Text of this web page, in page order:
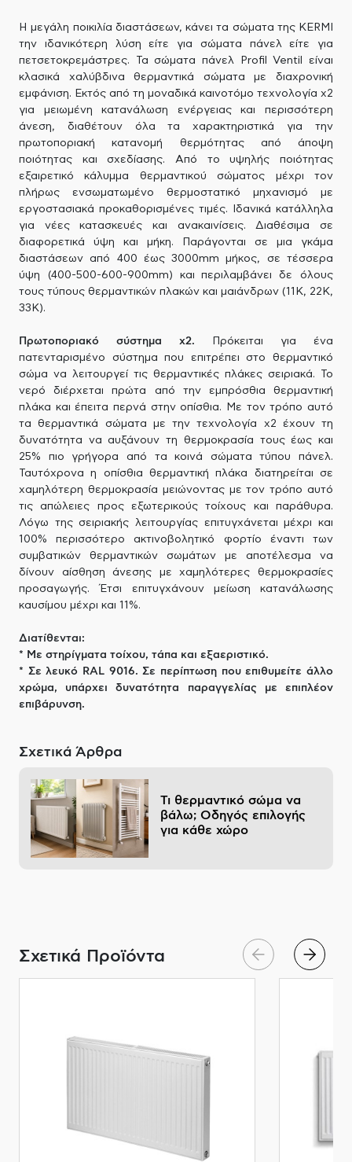
Η μεγάλη ποικιλία διαστάσεων, κάνει τα σώματα της KERMI
την ιδανικότερη λύση είτε για σώματα πάνελ είτε για
πετσετοκρεμάστρες. Τα σώματα πάνελ Profil Ventil είναι
κλασικά χαλύβδινα θερμαντικά σώματα με διαχρονική
εμφάνιση. Εκτός από τη μοναδικά καινοτόμο τεχνολογία x2
για μειωμένη κατανάλωση ενέργειας και περισσότερη
άνεση, διαθέτουν όλα τα χαρακτηριστικά για την
πρωτοποριακή κατανομή θερμότητας από άποψη
ποιότητας και σχεδίασης. Από το υψηλής ποιότητας
εξαιρετικό κάλυμμα θερμαντικού σώματος μέχρι τον
πλήρως ενσωματωμένο θερμοστατικό μηχανισμό με
εργοστασιακά προκαθορισμένες τιμές. Ιδανικά κατάλληλα
για νέες κατασκευές και ανακαινίσεις. Διαθέσιμα σε
διαφορετικά ύψη και μήκη. Παράγονται σε μια γκάμα
διαστάσεων από 400 έως 3000mm μήκος, σε τέσσερα
ύψη (400-500-600-900mm) και περιλαμβάνει δε όλους
τους τύπους θερμαντικών πλακών και μαιάνδρων (11Κ, 22Κ,
33Κ).
Πρωτοποριακό σύστημα x2. Πρόκειται για ένα
πατενταρισμένο σύστημα που επιτρέπει στο θερμαντικό
σώμα να λειτουργεί τις θερμαντικές πλάκες σειριακά. Το
νερό διέρχεται πρώτα από την εμπρόσθια θερμαντική
πλάκα και έπειτα περνά στην οπίσθια. Με τον τρόπο αυτό
τα θερμαντικά σώματα με την τεχνολογία x2 έχουν τη
δυνατότητα να αυξάνουν τη θερμοκρασία τους έως και
25% πιο γρήγορα από τα κοινά σώματα τύπου πάνελ.
Ταυτόχρονα η οπίσθια θερμαντική πλάκα διατηρείται σε
χαμηλότερη θερμοκρασία μειώνοντας με τον τρόπο αυτό
τις απώλειες προς εξωτερικούς τοίχους και παράθυρα.
Λόγω της σειριακής λειτουργίας επιτυγχάνεται μέχρι και
100% περισσότερο ακτινοβολητικό φορτίο έναντι των
συμβατικών θερμαντικών σωμάτων με αποτέλεσμα να
δίνουν αίσθηση άνεσης με χαμηλότερες θερμοκρασίες
προσαγωγής. Έτσι επιτυγχάνουν μείωση κατανάλωσης
καυσίμου μέχρι και 11%.
Διατίθενται:
* Με στηρίγματα τοίχου, τάπα και εξαεριστικό.
* Σε λευκό RAL 9016. Σε περίπτωση που επιθυμείτε άλλο
χρώμα, υπάρχει δυνατότητα παραγγελίας με επιπλέον
επιβάρυνση.
Σχετικά Άρθρα
Τι θερμαντικό σώμα να
βάλω; Οδηγός επιλογής
για κάθε χώρο
Σχετικά Προϊόντα